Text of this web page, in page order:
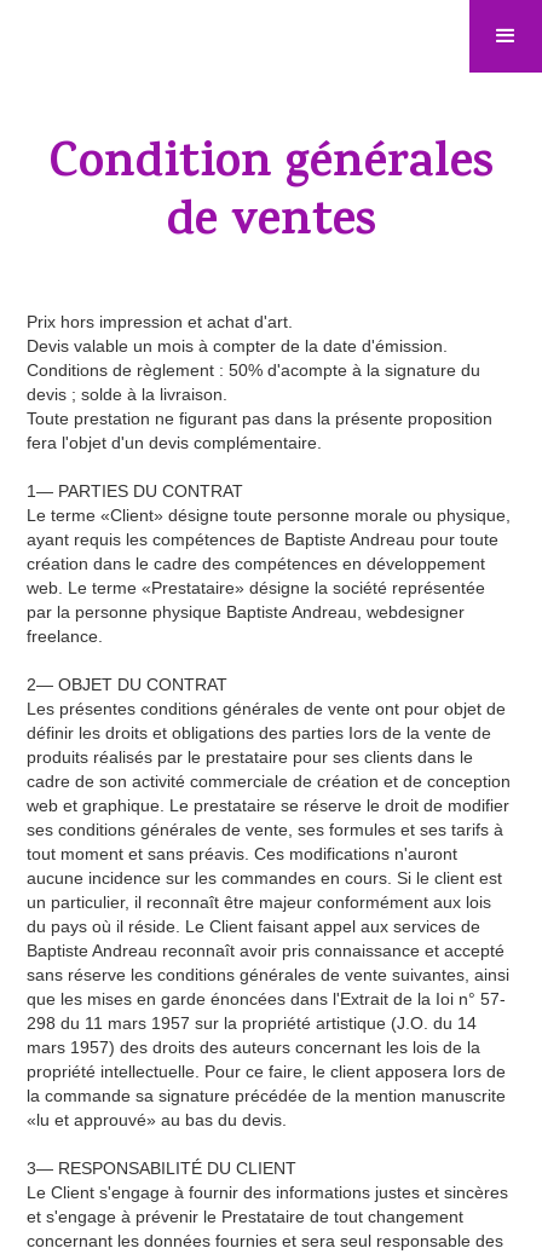
Condition générales
de ventes
Prix hors impression et achat d'art.
Devis valable un mois à compter de la date d'émission.
Conditions de règlement : 50% d'acompte à la signature du
devis ; solde à la livraison.
Toute prestation ne figurant pas dans la présente proposition
fera l'objet d'un devis complémentaire.
1— PARTIES DU CONTRAT
Le terme «Client» désigne toute personne morale ou physique,
ayant requis les compétences de Baptiste Andreau pour toute
création dans le cadre des compétences en développement
web. Le terme «Prestataire» désigne la société représentée
par la personne physique Baptiste Andreau, webdesigner
freelance.
2— OBJET DU CONTRAT
Les présentes conditions générales de vente ont pour objet de
définir les droits et obligations des parties Iors de la vente de
produits réalisés par le prestataire pour ses clients dans le
cadre de son activité commerciale de création et de conception
web et graphique. Le prestataire se réserve le droit de modifier
ses conditions générales de vente, ses formules et ses tarifs à
tout moment et sans préavis. Ces modifications n'auront
aucune incidence sur les commandes en cours. Si le client est
un particulier, il reconnaît être majeur conformément aux lois
du pays où il réside. Le Client faisant appel aux services de
Baptiste Andreau reconnaît avoir pris connaissance et accepté
sans réserve les conditions générales de vente suivantes, ainsi
que les mises en garde énoncées dans l'Extrait de la Ioi n° 57-
298 du 11 mars 1957 sur la propriété artistique (J.O. du 14
mars 1957) des droits des auteurs concernant les lois de la
propriété intellectuelle. Pour ce faire, le client apposera Iors de
la commande sa signature précédée de la mention manuscrite
«lu et approuvé» au bas du devis.
3— RESPONSABILITÉ DU CLIENT
Le Client s'engage à fournir des informations justes et sincères
et s'engage à prévenir le Prestataire de tout changement
concernant les données fournies et sera seul responsable des